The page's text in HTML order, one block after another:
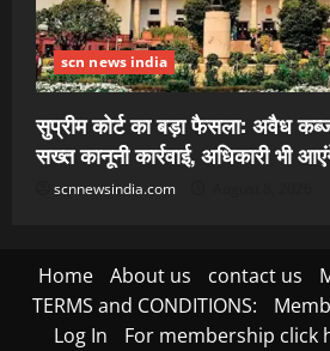
scn news india
सुप्रीम कोर्ट का बड़ा फैसला: अवैध
सख्त कानूनी कार्रवाई, अधिकारी भी
scnnewsindia.com
Home About us contact us
TERMS and CONDITIONS:
Log In
For membership click